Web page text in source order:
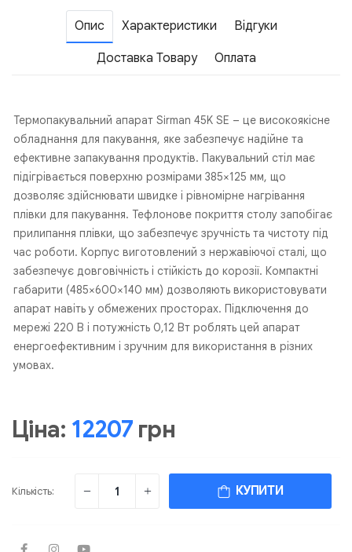
Опис Характеристики Відгуки
Доставка Товару Оплата
Термопакувальний апарат Sirman 45K SE – це високоякісне
обладнання для пакування, яке забезпечує надійне та
ефективне запакування продуктів. Пакувальний стіл має
підігрівається поверхню розмірами 385×125 мм, що
дозволяє здійснювати швидке і рівномірне нагрівання
плівки для пакування. Тефлонове покриття столу запобігає
прилипання плівки, що забезпечує зручність та чистоту під
час роботи. Корпус виготовлений з нержавіючої сталі, що
забезпечує довговічність і стійкість до корозії. Компактні
габарити (485×600×140 мм) дозволяють використовувати
апарат навіть у обмежених просторах. Підключення до
мережі 220 В і потужність 0,12 Вт роблять цей апарат
енергоефективним і зручним для використання в різних
умовах.
Ціна: 12207грн
Кількість: КУПИТИ